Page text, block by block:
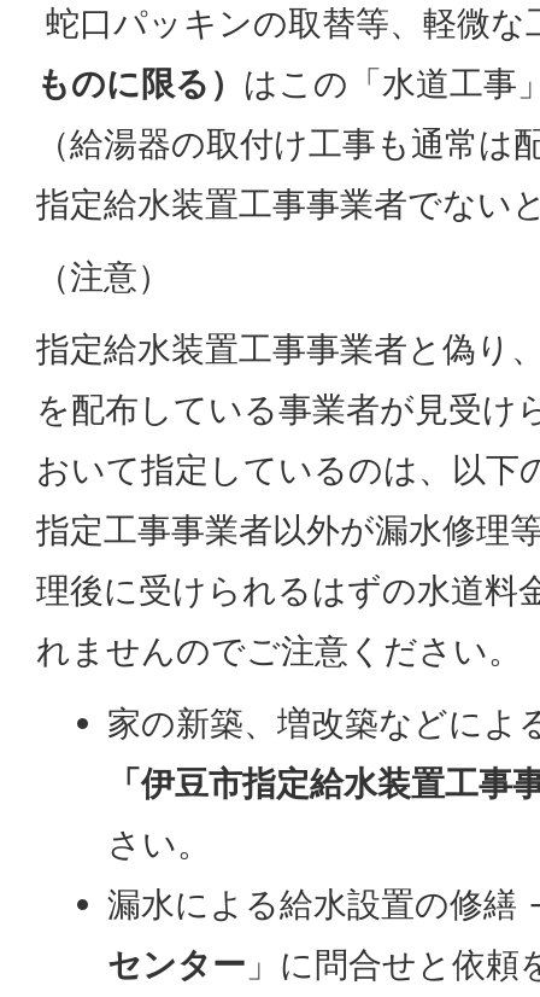
蛇口パッキンの取替等、軽微な
ものに限る） はこの「水道工事
（給湯器の取付け工事も通常は
指定給水装置工事事業者でない
（注意）
指定給水装置工事事業者と偽り
を配布している事業者が見受け
おいて指定しているのは、以下
指定工事事業者以外が漏水修理
理後に受けられるはずの水道料
れませんのでご注意ください。
家の新築、増改築などに
「伊豆市指定給水装置工事
さい。
漏水による給水設置の修繕
センター 」に問合せと依